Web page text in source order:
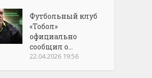
Футбольный клуб
«Тобол»
официально
сообщил о...
22.04.2026 19:56